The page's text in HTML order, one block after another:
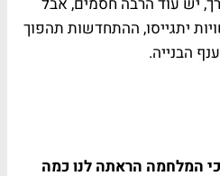
יתגייסו, ההתחדשות תהפוך
הבנייה.
המלחמה הראתה לנו כמה